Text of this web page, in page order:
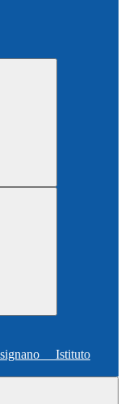
Istituto